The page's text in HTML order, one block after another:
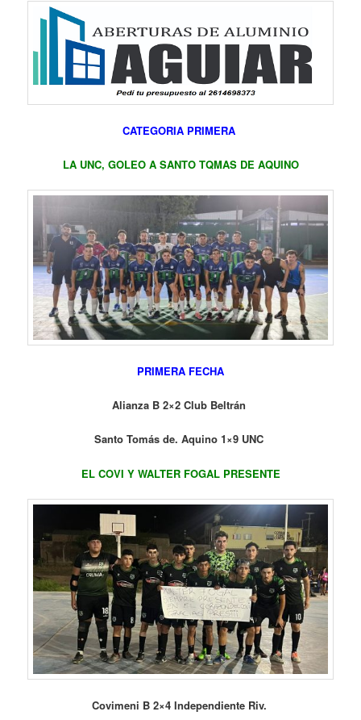
CATEGORIA PRIMERA
LA UNC, GOLEO A SANTO TQMAS DE AQUINO
PRIMERA FECHA
Alianza B 2×2 Club Beltrán
Santo Tomás de. Aquino 1×9 UNC
EL COVI Y WALTER FOGAL PRESENTE
Covimeni B 2×4 Independiente Riv.